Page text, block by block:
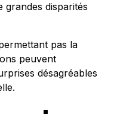
grandes disparités
pas la
peuvent
désagréables